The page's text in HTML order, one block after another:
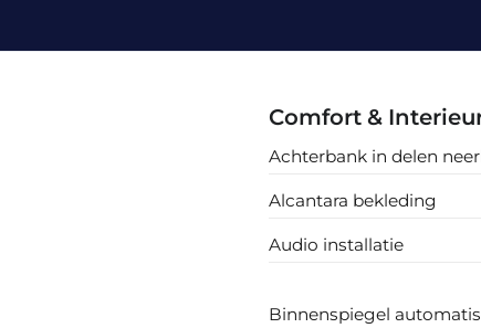
Comfort &
Achterbank in delen
Alcantara bekleding
Audio installatie
Binnenspiegel